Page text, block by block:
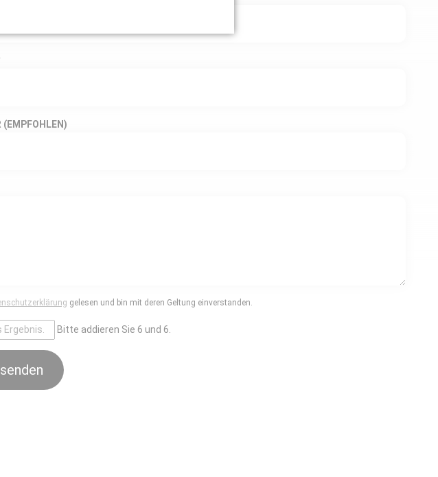
(EMPFOHLEN)
gelesen und bin mit deren Geltung einverstanden.
Bitte addieren Sie 6 und 6.